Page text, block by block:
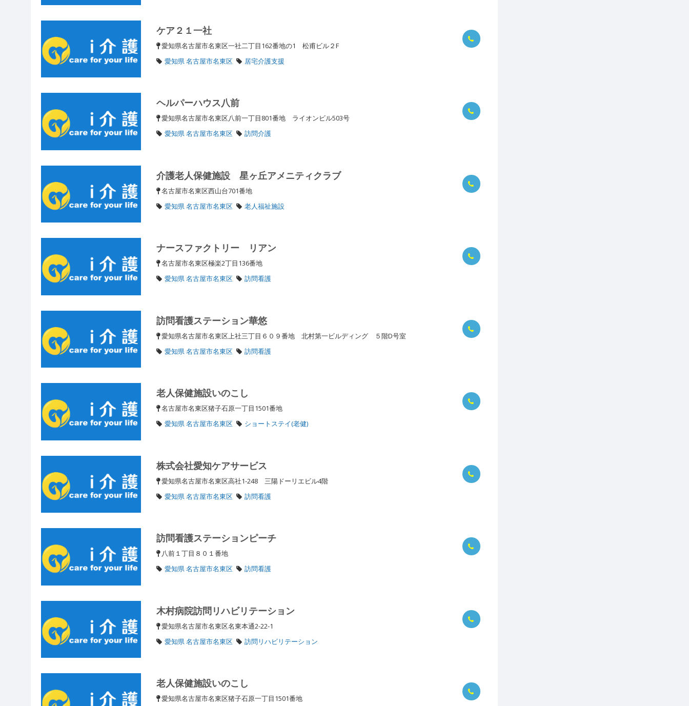
ケア２１一社
愛知県名古屋市名東区一社二丁目162番地の1 松甫ビル２F
愛知県 名古屋市名東区
居宅介護支援
ヘルパーハウス八前
愛知県名古屋市名東区八前一丁目801番地 ライオンビル503号
愛知県 名古屋市名東区
訪問介護
介護老人保健施設 星ヶ丘アメニティクラブ
名古屋市名東区西山台701番地
愛知県 名古屋市名東区
老人福祉施設
ナースファクトリー リアン
名古屋市名東区極楽2丁目136番地
愛知県 名古屋市名東区
訪問看護
訪問看護ステーション華悠
愛知県名古屋市名東区上社三丁目６０９番地 北村第一ビルディング ５階D号室
愛知県 名古屋市名東区
訪問看護
老人保健施設いのこし
名古屋市名東区猪子石原一丁目1501番地
愛知県 名古屋市名東区
ショートステイ(老健)
株式会社愛知ケアサービス
愛知県名古屋市名東区高社1-248 三陽ドーリエビル4階
愛知県 名古屋市名東区
訪問看護
訪問看護ステーションピーチ
八前１丁目８０１番地
愛知県 名古屋市名東区
訪問看護
木村病院訪問リハビリテーション
愛知県名古屋市名東区名東本通2-22-1
愛知県 名古屋市名東区
訪問リハビリテーション
老人保健施設いのこし
愛知県名古屋市名東区猪子石原一丁目1501番地